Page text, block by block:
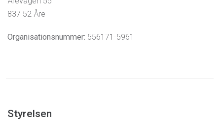
837 52 Åre
Organisationsnummer: 556171-5961
Styrelsen